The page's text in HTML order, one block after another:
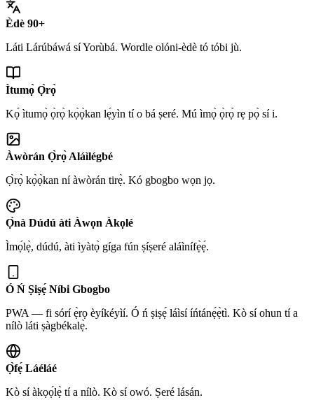
Èdè 90+
Láti Lárúbáwá sí Yorùbá. Wordle olóni-èdè tó tóbi jù.
Ìtumọ̀ Ọ̀rọ̀
Kọ́ ìtumọ̀ ọ̀rọ̀ kọ̀ọ̀kan lẹ́yìn tí o bá ṣeré. Mú ìmọ̀ ọ̀rọ̀ rẹ pọ̀ sí i.
Àwòrán Ọ̀rọ̀ Aláìlégbé
Ọ̀rọ̀ kọ̀ọ̀kan ní àwòrán tirẹ̀. Kó gbogbo wọn jọ.
Ọ̀nà Dúdú àti Àwọn Àkọlé
Ìmọ́lẹ̀, dúdú, àti ìyàtọ̀ gíga fún ṣíṣeré aláìnífẹ̀ẹ́.
Ó Ń Ṣiṣẹ́ Níbi Gbogbo
PWA — fi sórí ẹ̀rọ èyíkéyìí. Ó ń ṣiṣẹ́ láìsí íńtánẹ́ẹ̀tì. Kò sí ohun tí a
nílò láti ṣàgbékalẹ̀.
Ọ̀fẹ́ Láéláé
Kò sí àkọọ́lẹ̀ tí a nílò. Kò sí owó. Ṣeré lásán.